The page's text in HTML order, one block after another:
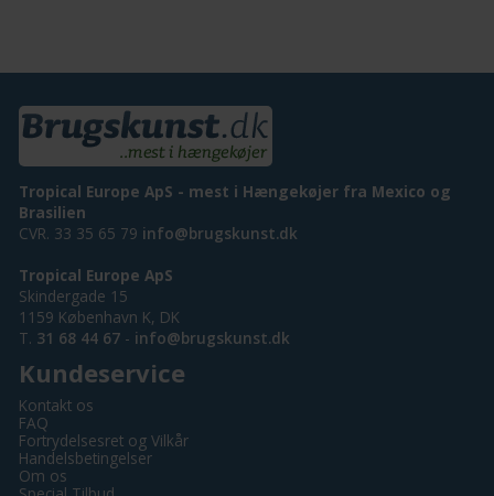
Tropical Europe ApS - mest i Hængekøjer fra Mexico og
Brasilien
CVR. 33 35 65 79 info@brugskunst.dk
Tropical Europe ApS
Skindergade 15
1159 København K, DK
T. 31 68 44 67 - info@brugskunst.dk
Kundeservice
Kontakt os
FAQ
Fortrydelsesret og Vilkår
Handelsbetingelser
Om os